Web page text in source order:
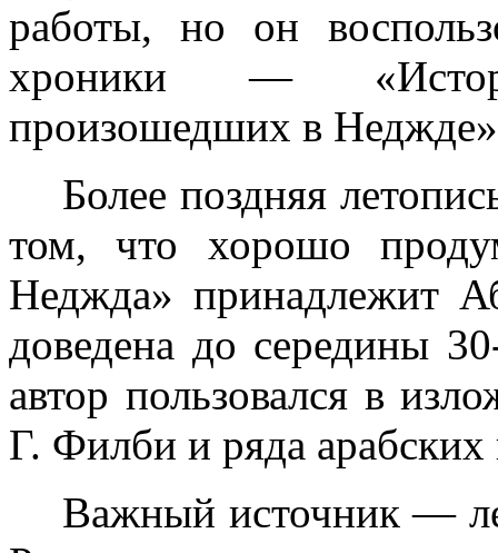
работы, но он
хроники —
произошедших в
Более поздняя
том, что хорошо
Неджда» принадлежит
доведена до середины
автор пользовался в
Г. Филби и ряда арабских
Важный источник —